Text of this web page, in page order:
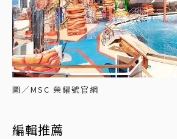
圖／MSC 榮耀號官網
編輯推薦